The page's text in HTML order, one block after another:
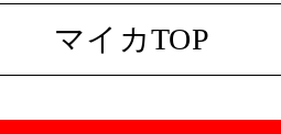
マイカTOP